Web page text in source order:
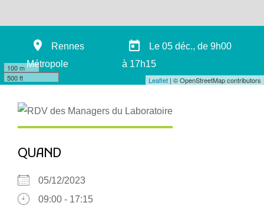
100 m
500 ft
Leaflet | © OpenStreetMap contributors
Rennes
Métropole
Le 05 déc., de 9h00
à 17h15
QUAND
05/12/2023
09:00 - 17:15